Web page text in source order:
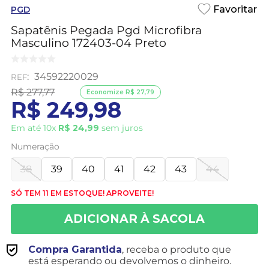
PGD
Sapatênis Pegada Pgd Microfibra
Masculino 172403-04 Preto
: 34592220029
R$ 277,77
R$ 249,98
Em até 10x R$ 24,99 sem juros
Economize R$ 27,79
Numeração
38 39 40 41 42 43 44
SÓ TEM 11 EM ESTOQUE! APROVEITE!
Compra Garantida, receba o produto que
está esperando ou devolvemos o dinheiro.